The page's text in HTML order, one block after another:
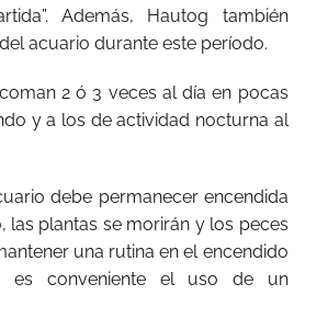
Además, Hautog también
acuario durante este período.
2 ó 3 veces al día en pocas
y a los de actividad nocturna al
debe permanecer encendida
las plantas se morirán y los peces
una rutina en el encendido
conveniente el uso de un